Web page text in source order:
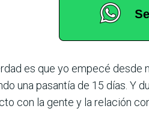
es que yo empecé
una pasantía de 15 días. Y
con la gente y la relación